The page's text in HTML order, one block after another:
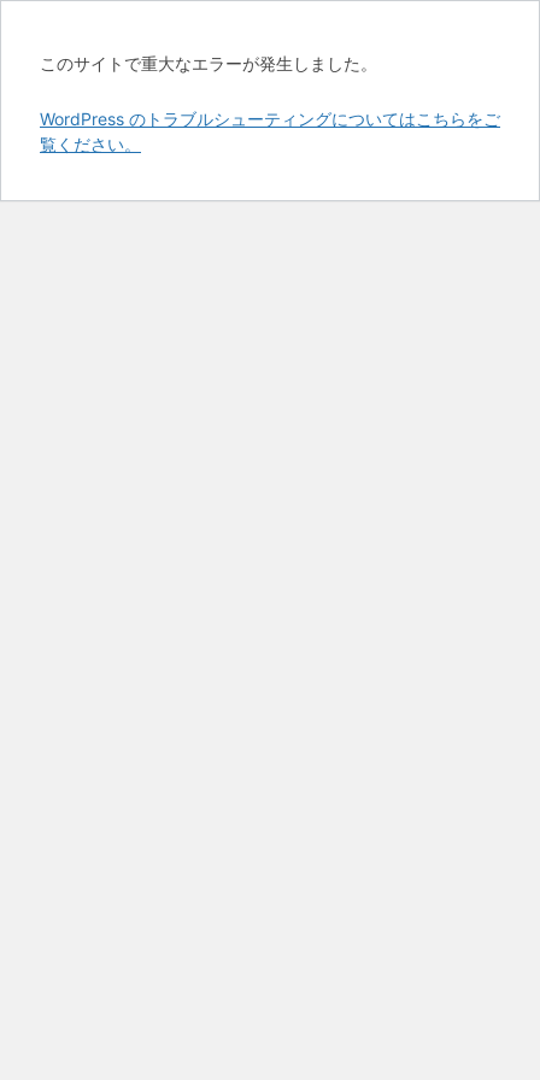
このサイトで重大なエラーが発生しました。
WordPress のトラブルシューティングについてはこちらをご
覧ください。